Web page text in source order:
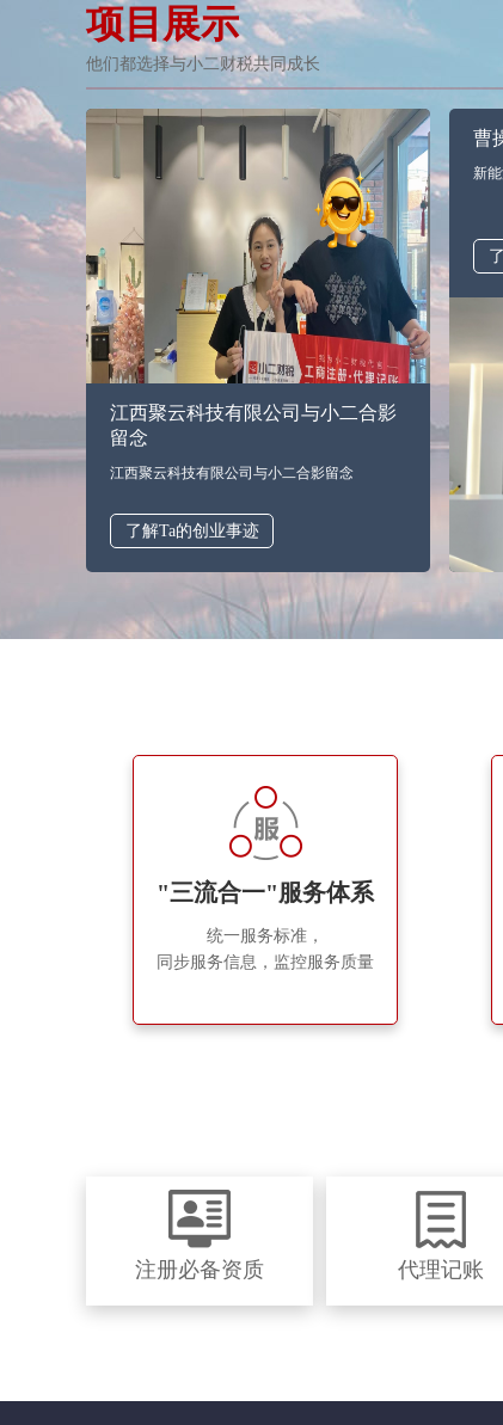
项目展示
他们都选择与小二财税共同成长
江西聚云科技有限公司与小二合影
留念
江西聚云科技有限公司与小二合影留念
了解Ta的创业事迹
曹
新
"三流合一"服务体系
统一服务标准，
同步服务信息，监控服务质量
注册必备资质 代理记账